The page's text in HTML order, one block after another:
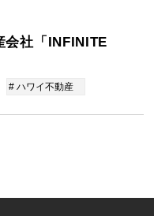
会社「INFINITE
# ハワイ不動産